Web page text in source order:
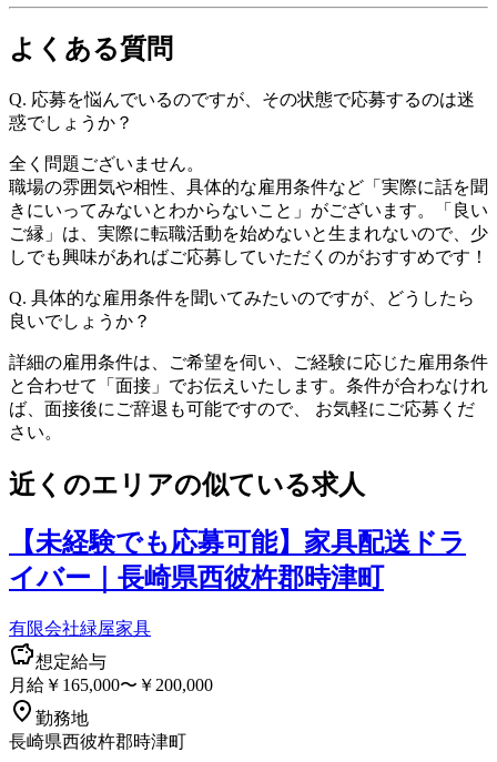
よくある質問
Q. 応募を悩んでいるのですが、その状態で応募するのは迷
惑でしょうか？
全く問題ございません。
職場の雰囲気や相性、具体的な雇用条件など「実際に話を聞
きにいってみないとわからないこと」がございます。「良い
ご縁」は、実際に転職活動を始めないと生まれないので、少
しでも興味があればご応募していただくのがおすすめです！
Q. 具体的な雇用条件を聞いてみたいのですが、どうしたら
良いでしょうか？
詳細の雇用条件は、ご希望を伺い、ご経験に応じた雇用条件
と合わせて「面接」でお伝えいたします。条件が合わなけれ
ば、面接後にご辞退も可能ですので、 お気軽にご応募くだ
さい。
近くのエリアの似ている求人
【未経験でも応募可能】家具配送ドラ
イバー｜長崎県西彼杵郡時津町
有限会社緑屋家具
想定給与
月給￥165,000〜￥200,000
勤務地
長崎県西彼杵郡時津町